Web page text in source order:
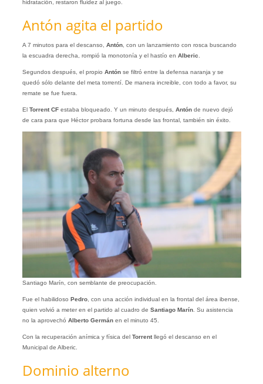
hidratación, restaron fluidez al juego.
Antón agita el partido
A 7 minutos para el descanso, Antón, con un lanzamiento con rosca buscando
la escuadra derecha, rompió la monotonía y el hastío en Alberic.
Segundos después, el propio Antónse filtró entre la defensa naranja y se
quedó sólo delante del meta torrentí. De manera increible, con todo a favor, su
remate se fue fuera.
El Torrent CFestaba bloqueado. Y un minuto después, Antónde nuevo dejó
de cara para que Héctor probara fortuna desde las frontal, también sin éxito.
Santiago Marín, con semblante de preocupación.
Fue el habilidoso Pedro, con una acción individual en la frontal del área ibense,
quien volvió a meter en el partido al cuadro de Santiago Marín. Su asistencia
no la aprovechó Alberto Germánen el minuto 45.
Con la recuperación anímica y física del Torrentllegó el descanso en el
Municipal de Alberic.
Dominio alterno